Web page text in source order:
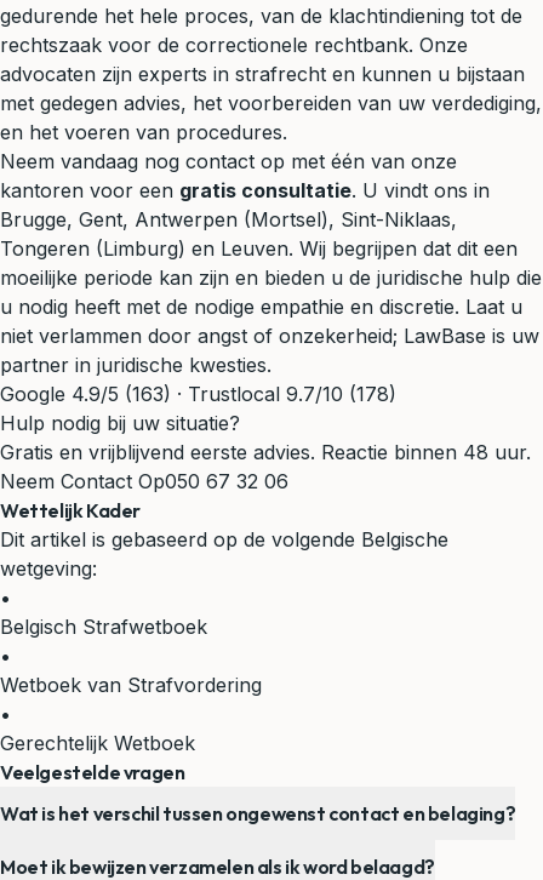
gedurende het hele proces, van de klachtindiening tot de
rechtszaak voor de correctionele rechtbank. Onze
advocaten zijn experts in strafrecht en kunnen u bijstaan
met gedegen advies, het voorbereiden van uw verdediging,
en het voeren van procedures.
Neem vandaag nog contact op met één van onze
kantoren voor een gratis consultatie. U vindt ons in
Brugge, Gent, Antwerpen (Mortsel), Sint-Niklaas,
Tongeren (Limburg) en Leuven. Wij begrijpen dat dit een
moeilijke periode kan zijn en bieden u de juridische hulp die
u nodig heeft met de nodige empathie en discretie. Laat u
niet verlammen door angst of onzekerheid; LawBase is uw
partner in juridische kwesties.
Google 4.9/5 (163) · Trustlocal 9.7/10 (178)
Hulp nodig bij uw situatie?
Gratis en vrijblijvend eerste advies. Reactie binnen 48 uur.
Neem Contact Op050 67 32 06
Wettelijk Kader
Dit artikel is gebaseerd op de volgende Belgische
wetgeving:
•
Belgisch Strafwetboek
•
Wetboek van Strafvordering
•
Gerechtelijk Wetboek
Veelgestelde vragen
Wat is het verschil tussen ongewenst contact en belaging?
Moet ik bewijzen verzamelen als ik word belaagd?